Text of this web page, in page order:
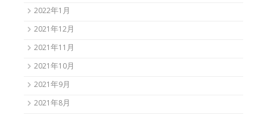
2022年1月
2021年12月
2021年11月
2021年10月
2021年9月
2021年8月